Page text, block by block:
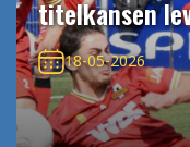
titelkansen
18-05-2026